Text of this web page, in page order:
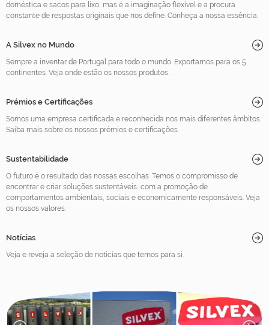
doméstica e sacos para lixo, mas é a imaginação flexível e a procura
constante de respostas originais que nos define. Conheça a nossa essência.
A Silvex no Mundo
Sempre a inventar de Portugal para todo o mundo. Exportamos para os 5
continentes. Veja onde estão os nossos produtos.
Prémios e Certificações
Somos uma empresa certificada e reconhecida nos mais diferentes âmbitos.
Saiba mais sobre os nossos prémios e certificações.
Sustentabilidade
O futuro é o resultado das nossas escolhas. Temos o compromisso de
encontrar e criar soluções sustentáveis, com a promoção de
comportamentos ambientais, sociais e economicamente responsáveis. Veja
os nossos valores.
Notícias
Veja e reveja a seleção de notícias que temos para si.